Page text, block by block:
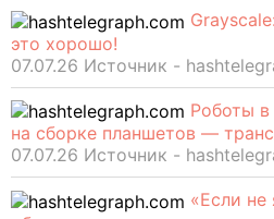
это хорошо!
07.07.26 Источник -
Роботы
на сборке планшетов —
07.07.26 Источник -
«Если не